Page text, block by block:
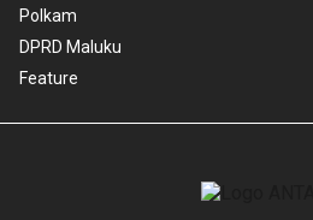
Polkam
DPRD Maluku
Feature